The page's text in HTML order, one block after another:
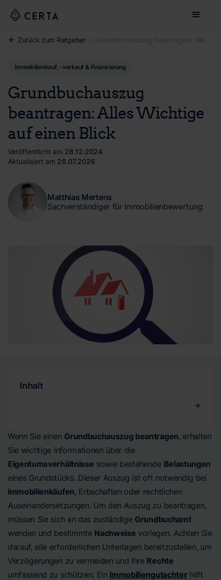
Zurück zum Ratgeber /
Immobilienkauf, -verkauf & Finanzierung
Grundbuchauszug
beantragen: Alles Wichtige
auf einen Blick
Veröffentlicht am 28.12.2024
Aktualisiert am 26.07.2026
Matthias Mertens
Sachverständiger für Immobilienbewertung
Inhalt
Wenn Sie einen Grundbuchauszug beantragen, erhalten
Sie wichtige Informationen über die
Eigentumsverhältnisse sowie bestehende Belastungen
eines Grundstücks. Dieser Auszug ist oft notwendig bei
Immobilienkäufen, Erbschaften oder rechtlichen
Auseinandersetzungen. Um den Auszug zu beantragen,
müssen Sie sich an das zuständige Grundbuchamt
wenden und bestimmte Nachweise vorlegen. Achten Sie
darauf, alle erforderlichen Unterlagen bereitzustellen, um
Verzögerungen zu vermeiden und Ihre Rechte
umfassend zu schützen. Ein Immobiliengutachter hilft